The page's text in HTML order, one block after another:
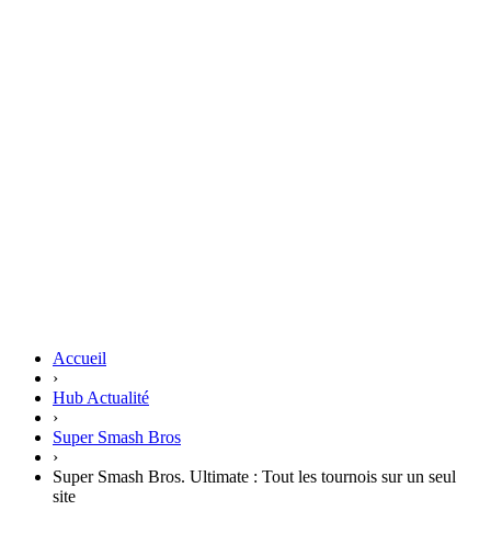
Accueil
›
Hub Actualité
›
Super Smash Bros
›
Super Smash Bros. Ultimate : Tout les tournois sur un seul
site